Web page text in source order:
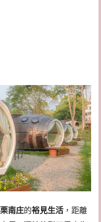
南庄的裕見生活 ，距離